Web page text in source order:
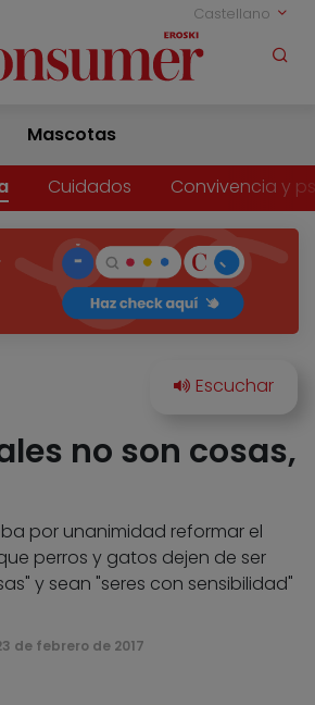
Castellano
Mascotas
Cuidados Convivencia y
no son cosas,
por unanimidad reformar el
perros y gatos dejen de ser
y sean "seres con sensibilidad"
de febrero de 2017